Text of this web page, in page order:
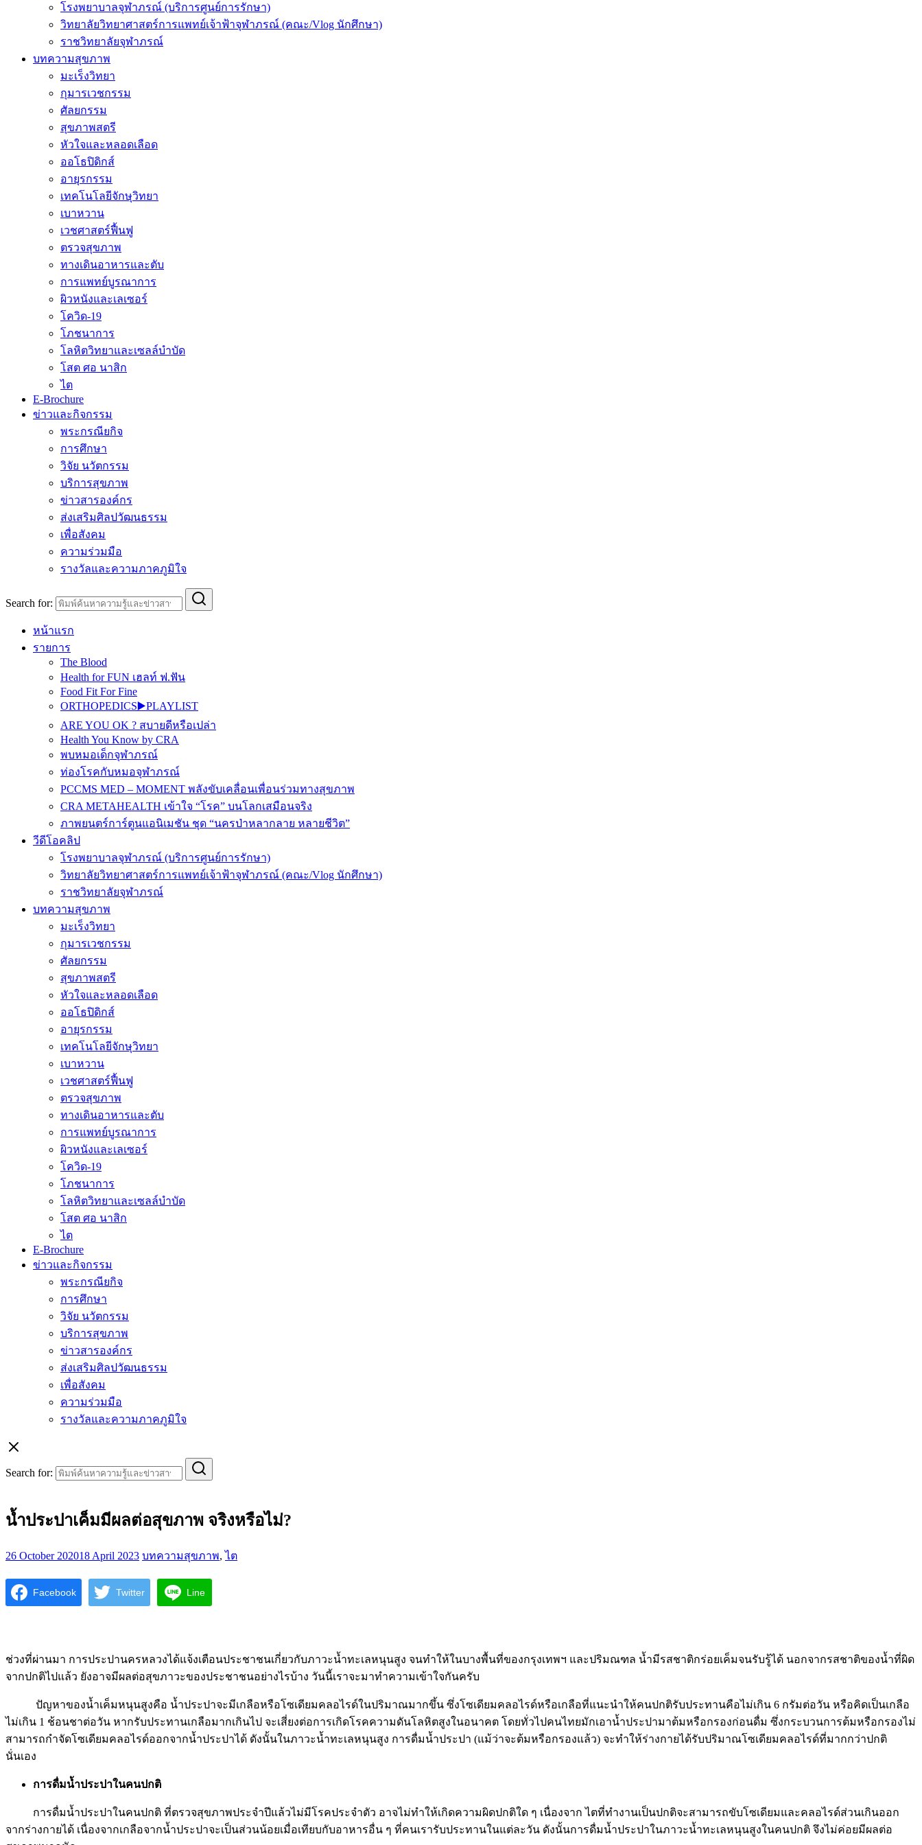
โรงพยาบาลจุฬาภรณ์ (บริการศูนย์การรักษา)
วิทยาลัยวิทยาศาสตร์การแพทย์เจ้าฟ้าจุฬาภรณ์ (คณะ/Vlog นักศึกษา)
ราชวิทยาลัยจุฬาภรณ์
บทความสุขภาพ
มะเร็งวิทยา
กุมารเวชกรรม
ศัลยกรรม
สุขภาพสตรี
หัวใจและหลอดเลือด
ออโธปิดิกส์
อายุรกรรม
เทคโนโลยีจักษุวิทยา
เบาหวาน
เวชศาสตร์ฟื้นฟู
ตรวจสุขภาพ
ทางเดินอาหารและตับ
การแพทย์บูรณาการ
ผิวหนังและเลเซอร์
โควิด-19
โภชนาการ
โลหิตวิทยาและเซลล์บำบัด
โสต ศอ นาสิก
ไต
E-Brochure
ข่าวและกิจกรรม
พระกรณียกิจ
การศึกษา
วิจัย นวัตกรรม
บริการสุขภาพ
ข่าวสารองค์กร
ส่งเสริมศิลปวัฒนธรรม
เพื่อสังคม
ความร่วมมือ
รางวัลและความภาคภูมิใจ
Search for:
หน้าแรก
รายการ
The Blood
Health for FUN เฮลท์ ฟ.ฟัน
Food Fit For Fine
ORTHOPEDICS▶️PLAYLIST
ARE YOU OK ? สบายดีหรือเปล่า
Health You Know by CRA
พบหมอเด็กจุฬาภรณ์
ท่องโรคกับหมอจุฬาภรณ์
PCCMS MED – MOMENT พลังขับเคลื่อนเพื่อนร่วมทางสุขภาพ
CRA METAHEALTH เข้าใจ “โรค” บนโลกเสมือนจริง
ภาพยนตร์การ์ตูนแอนิเมชัน ชุด “นครป่าหลากลาย หลายชีวิต”
วีดีโอคลิป
โรงพยาบาลจุฬาภรณ์ (บริการศูนย์การรักษา)
วิทยาลัยวิทยาศาสตร์การแพทย์เจ้าฟ้าจุฬาภรณ์ (คณะ/Vlog นักศึกษา)
ราชวิทยาลัยจุฬาภรณ์
บทความสุขภาพ
มะเร็งวิทยา
กุมารเวชกรรม
ศัลยกรรม
สุขภาพสตรี
หัวใจและหลอดเลือด
ออโธปิดิกส์
อายุรกรรม
เทคโนโลยีจักษุวิทยา
เบาหวาน
เวชศาสตร์ฟื้นฟู
ตรวจสุขภาพ
ทางเดินอาหารและตับ
การแพทย์บูรณาการ
ผิวหนังและเลเซอร์
โควิด-19
โภชนาการ
โลหิตวิทยาและเซลล์บำบัด
โสต ศอ นาสิก
ไต
E-Brochure
ข่าวและกิจกรรม
พระกรณียกิจ
การศึกษา
วิจัย นวัตกรรม
บริการสุขภาพ
ข่าวสารองค์กร
ส่งเสริมศิลปวัฒนธรรม
เพื่อสังคม
ความร่วมมือ
รางวัลและความภาคภูมิใจ
Search for:
น้ำประปาเค็มมีผลต่อสุขภาพ จริงหรือไม่?
26 October 202018 April 2023 บทความสุขภาพ,ไต
Facebook Twitter Line
ช่วงที่ผ่านมา การประปานครหลวงได้แจ้งเตือนประชาชนเกี่ยวกับภาวะน้ำทะเลหนุนสูง จนทำให้ในบางพื้นที่ของกรุงเทพฯ และปริมณฑล น้ำมีรสชาติกร่อยเค็มจนรับรู้ได้ นอกจากรสชาติของน้ำที่ผิด
จากปกติไปแล้ว ยังอาจมีผลต่อสุขภาวะของประชาชนอย่างไรบ้าง วันนี้เราจะมาทำความเข้าใจกันครับ
ปัญหาของน้ำเค็มหนุนสูงคือ น้ำประปาจะมีเกลือหรือโซเดียมคลอไรด์ในปริมาณมากขึ้น ซึ่งโซเดียมคลอไรด์หรือเกลือที่แนะนำให้คนปกติรับประทานคือไม่เกิน 6 กรัมต่อวัน หรือคิดเป็นเกลือ
ไม่เกิน 1 ช้อนชาต่อวัน หากรับประทานเกลือมากเกินไป จะเสี่ยงต่อการเกิดโรคความดันโลหิตสูงในอนาคต โดยทั่วไปคนไทยมักเอาน้ำประปามาต้มหรือกรองก่อนดื่ม ซึ่งกระบวนการต้มหรือกรองไม่
สามารถกำจัดโซเดียมคลอไรด์ออกจากน้ำประปาได้ ดังนั้นในภาวะน้ำทะเลหนุนสูง การดื่มน้ำประปา (แม้ว่าจะต้มหรือกรองแล้ว) จะทำให้ร่างกายได้รับปริมาณโซเดียมคลอไรด์ที่มากกว่าปกติ
นั่นเอง
การดื่มน้ำประปาในคนปกติ
การดื่มน้ำประปาในคนปกติ ที่ตรวจสุขภาพประจำปีแล้วไม่มีโรคประจำตัว อาจไม่ทำให้เกิดความผิดปกติใด ๆ เนื่องจาก ไตที่ทำงานเป็นปกติจะสามารถขับโซเดียมและคลอไรด์ส่วนเกินออก
จากร่างกายได้ เนื่องจากเกลือจากน้ำประปาจะเป็นส่วนน้อยเมื่อเทียบกับอาหารอื่น ๆ ที่คนเรารับประทานในแต่ละวัน ดังนั้นการดื่มน้ำประปาในภาวะน้ำทะเลหนุนสูงในคนปกติ จึงไม่ค่อยมีผลต่อ